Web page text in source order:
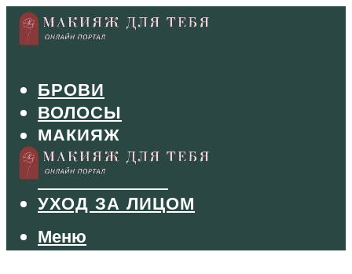
БРОВИ
ВОЛОСЫ
МАКИЯЖ
МАНИКЮР
ТУШЬ И ТЕНИ
УХОД ЗА ЛИЦОМ
Меню
Меню